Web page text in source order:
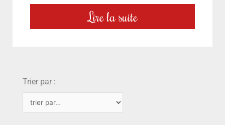
Lire la suite
Trier par :